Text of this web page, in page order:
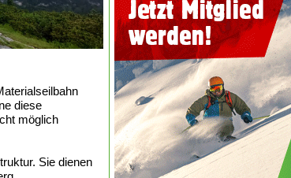
diese
möglich
Sie dienen